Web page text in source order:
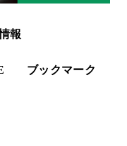
報
ブックマーク